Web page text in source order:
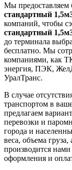
Мы предоставляем
стандартный
компаний, чтобы
стандартный
до терминала
бесплатно. Мы
компаниями, как
энергия, ПЭК,
УралТранс.
В случае
транспортом в
предлагаем
перевозки и
города и
веса, объема груза,
производится
оформления и